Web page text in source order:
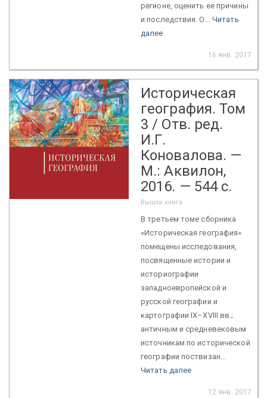
регионе, оценить ее причины
и последствия. О... Читать
далее
16 янв. 2017
Историческая
география. Том
3 / Отв. ред.
И.Г.
Коновалова. —
М.: Аквилон,
2016. — 544 с.
Вышла книга
В третьем томе сборника
«Историческая география»
помещены исследования,
посвященные истории и
историографии
западноевропейской и
русской географии и
картографии IX–XVIII вв.;
античным и средневековым
источникам по исторической
географии поствизан...
Читать далее
12 янв. 2017